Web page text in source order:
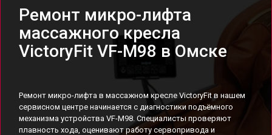
Ремонт микро-лифта
массажного кресла
VictoryFit VF-M98 в Омске
Ремонт микро-лифта в массажном кресле VictoryFit в нашем
сервисном центре начинается с диагностики подъёмного
механизма устройства VF-M98. Специалисты проверяют
плавность хода, оценивают работу сервопривода и